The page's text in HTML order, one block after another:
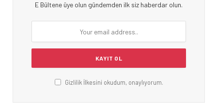
E Bültene üye olun gündemden ilk siz haberdar olun.
Gizlilik İlkesini okudum, onaylıyorum.